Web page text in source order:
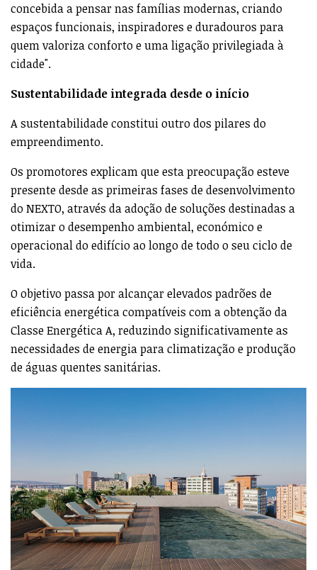
concebida a pensar nas famílias modernas, criando
espaços funcionais, inspiradores e duradouros para
quem valoriza conforto e uma ligação privilegiada à
cidade".
Sustentabilidade integrada desde o início
A sustentabilidade constitui outro dos pilares do
empreendimento.
Os promotores explicam que esta preocupação esteve
presente desde as primeiras fases de desenvolvimento
do NEXTO, através da adoção de soluções destinadas a
otimizar o desempenho ambiental, económico e
operacional do edifício ao longo de todo o seu ciclo de
vida.
O objetivo passa por alcançar elevados padrões de
eficiência energética compatíveis com a obtenção da
Classe Energética A, reduzindo significativamente as
necessidades de energia para climatização e produção
de águas quentes sanitárias.